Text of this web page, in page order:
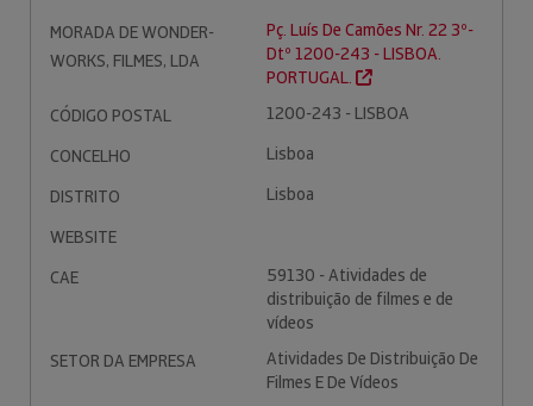
MORADA DE WONDER-
WORKS, FILMES, LDA
Pç. Luís De Camões Nr. 22 3º-
Dtº 1200-243 - LISBOA.
PORTUGAL.
CÓDIGO POSTAL
1200-243 - LISBOA
CONCELHO
Lisboa
DISTRITO
Lisboa
WEBSITE
CAE
59130 - Atividades de
distribuição de filmes e de
vídeos
SETOR DA EMPRESA
Atividades De Distribuição De
Filmes E De Vídeos